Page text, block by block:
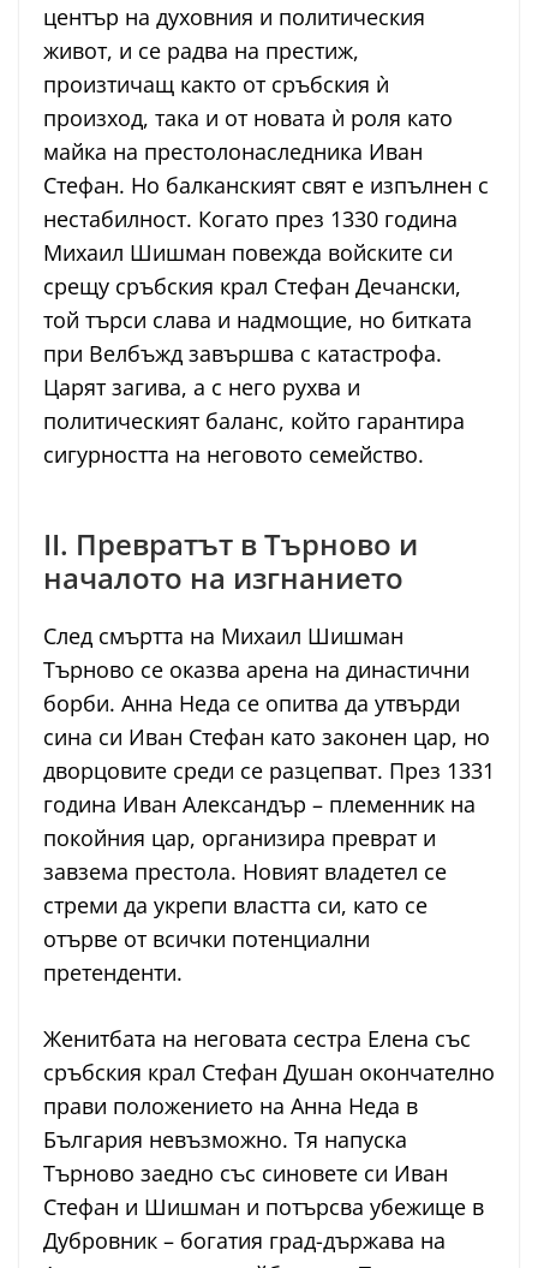
център на духовния и политическия
живот, и се радва на престиж,
произтичащ както от сръбския ѝ
произход, така и от новата ѝ роля като
майка на престолонаследника Иван
Стефан. Но балканският свят е изпълнен с
нестабилност. Когато през 1330 година
Михаил Шишман повежда войските си
срещу сръбския крал Стефан Дечански,
той търси слава и надмощие, но битката
при Велбъжд завършва с катастрофа.
Царят загива, а с него рухва и
политическият баланс, който гарантира
сигурността на неговото семейство.
II. Превратът в Търново и
началото на изгнанието
След смъртта на Михаил Шишман
Търново се оказва арена на династични
борби. Анна Неда се опитва да утвърди
сина си Иван Стефан като законен цар, но
дворцовите среди се разцепват. През 1331
година Иван Александър – племенник на
покойния цар, организира преврат и
завзема престола. Новият владетел се
стреми да укрепи властта си, като се
отърве от всички потенциални
претенденти.
Женитбата на неговата сестра Елена със
сръбския крал Стефан Душан окончателно
прави положението на Анна Неда в
България невъзможно. Тя напуска
Търново заедно със синовете си Иван
Стефан и Шишман и потърсва убежище в
Дубровник – богатия град-държава на